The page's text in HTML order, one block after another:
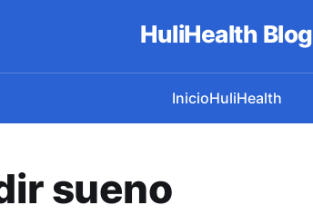
HuliHealth Blog
InicioHuliHealth
sueno